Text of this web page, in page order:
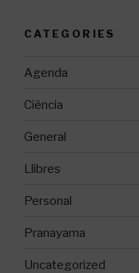
CATEGORIES
Agenda
Ciència
General
Llibres
Personal
Pranayama
Uncategorized